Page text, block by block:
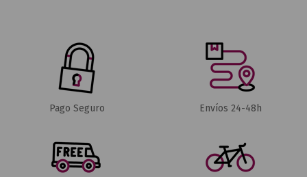
Pago Seguro Envíos 24-48h